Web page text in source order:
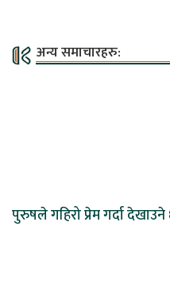
अन्य समाचारहरु:
पुरुषले गहिरो प्रेम गर्दा देखाउने